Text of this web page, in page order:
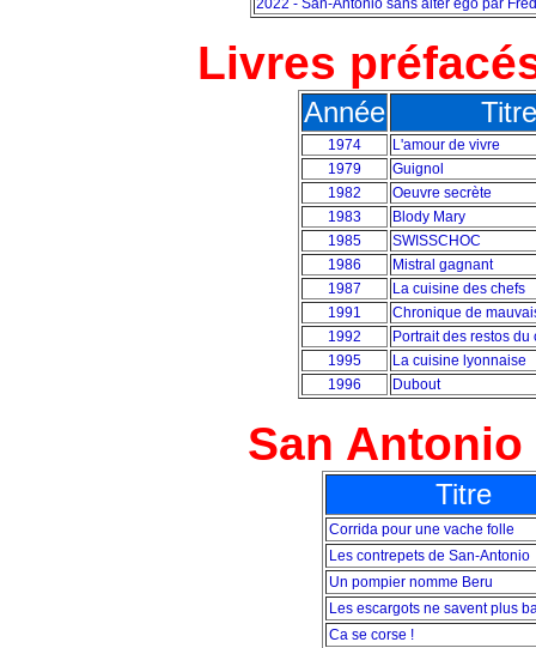
2022 - San-Antonio sans alter ego par
Livres
Année Titre
1974
L'amour de vivre
1979
Guignol
1982
Oeuvre secrète
1983
Blody Mary
1985
SWISSCHOC
1986
Mistral gagnant
1987
La cuisine des chefs
1991
Chronique de
1992
Portrait des restos du
1995
La cuisine lyonnaise
1996
Dubout
San Antonio
Titre
Corrida pour une vache folle
Les contrepets de San-Antonio
Un pompier nomme Beru
Les escargots ne savent plus
Ca se corse !